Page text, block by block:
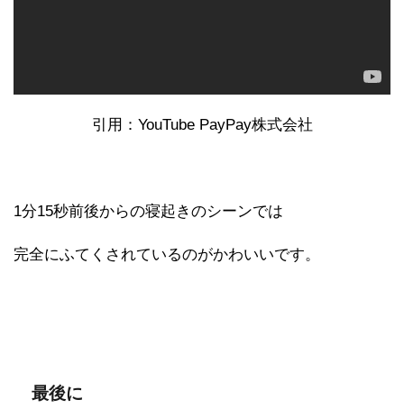
引用：YouTube PayPay株式会社
1分15秒前後からの寝起きのシーンでは
完全にふてくされているのがかわいいです。
最後に